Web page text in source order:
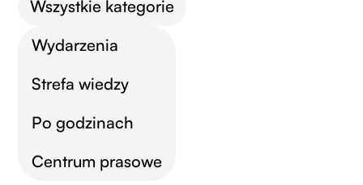
Wszystkie kategorie
Wydarzenia
Strefa wiedzy
Po godzinach
Centrum prasowe